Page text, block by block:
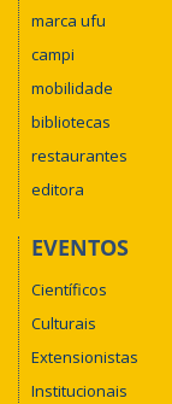
marca ufu
campi
mobilidade
bibliotecas
restaurantes
editora
EVENTOS
Científicos
Culturais
Extensionistas
Institucionais